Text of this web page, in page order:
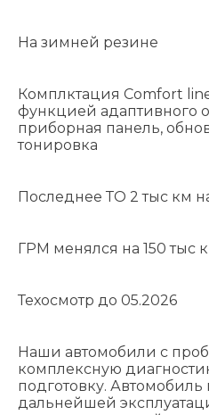
На зимней резине
Комплктация Comfort
функцией адаптивного
приборная панель,
тонировка
Последнее ТО 2 тыс км
ГРМ менялся на 150 тыс
Техосмотр до 05.2026
Наши автомобили с
комплексную
подготовку. Автомобиль
дальнейшей